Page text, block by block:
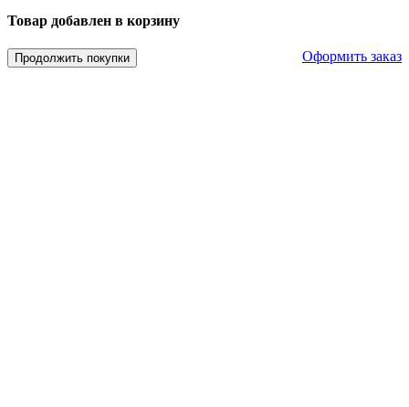
Товар добавлен в корзину
Продолжить покупки Оформить заказ